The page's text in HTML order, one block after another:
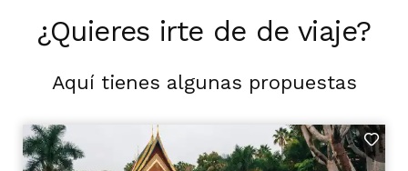
¿Quieres irte de de viaje?
Aquí tienes algunas propuestas